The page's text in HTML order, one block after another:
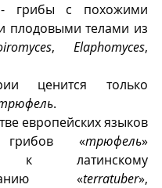
грибы с похожими
плодовыми телами из
, Elaphomyces
ценится только
.
европейских языков
грибов «трюфель»
к латинскому
«terratuber»,